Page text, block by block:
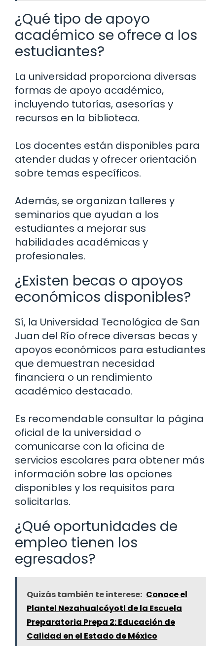
¿Qué tipo de apoyo
académico se ofrece a los
estudiantes?
La universidad proporciona diversas
formas de apoyo académico,
incluyendo tutorías, asesorías y
recursos en la biblioteca.
Los docentes están disponibles para
atender dudas y ofrecer orientación
sobre temas específicos.
Además, se organizan talleres y
seminarios que ayudan a los
estudiantes a mejorar sus
habilidades académicas y
profesionales.
¿Existen becas o apoyos
económicos disponibles?
Sí, la Universidad Tecnológica de San
Juan del Río ofrece diversas becas y
apoyos económicos para estudiantes
que demuestran necesidad
financiera o un rendimiento
académico destacado.
Es recomendable consultar la página
oficial de la universidad o
comunicarse con la oficina de
servicios escolares para obtener más
información sobre las opciones
disponibles y los requisitos para
solicitarlas.
¿Qué oportunidades de
empleo tienen los
egresados?
Quizás también te interese: Conoce el
Plantel Nezahualcóyotl de la Escuela
Preparatoria Prepa 2: Educación de
Calidad en el Estado de México